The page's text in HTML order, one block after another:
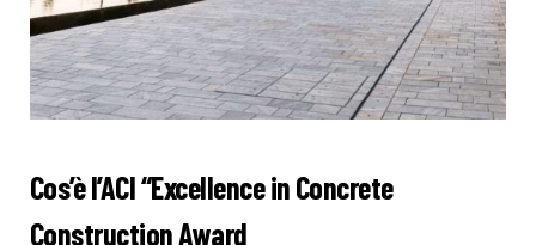
Cos’è l’ACI “Excellence in Concrete
Construction Award